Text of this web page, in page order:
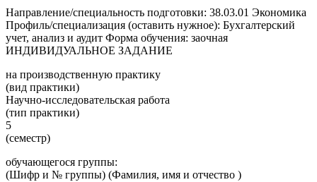
Направление/специальность подготовки: 38.03.01 Экономика
Профиль/специализация (оставить нужное): Бухгалтерский
учет, анализ и аудит Форма обучения: заочная
ИНДИВИДУАЛЬНОЕ ЗАДАНИЕ
на производственную практику
(вид практики)
Научно-исследовательская работа
(тип практики)
5
(семестр)
обучающегося группы:
(Шифр и № группы) (Фамилия, имя и отчество )